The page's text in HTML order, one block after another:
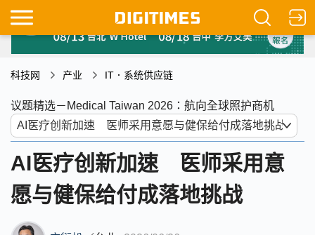
科技网 产业 IT．系统供应链
议题精选－Medical Taiwan 2026：航向全球照护商机
AI医疗创新加速 医师采用意
愿与健保给付成落地挑战